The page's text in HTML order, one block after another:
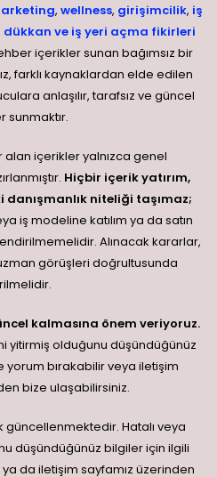
, wellness, girişimcilik, iş
dükkan ve iş yeri açma fikirleri
içerikler sunan bağımsız bir
farklı kaynaklardan elde edilen
anlaşılır, tarafsız ve güncel
sunmaktır.
alan içerikler yalnızca genel
Hiçbir içerik yatırım,
danışmanlık niteliği taşımaz;
iş modeline katılım ya da satın
Alınacak kararlar,
görüşleri doğrultusunda
kalmasına önem veriyoruz.
yitirmiş olduğunu düşündüğünüz
bırakabilir veya iletişim
bize ulaşabilirsiniz.
Hatalı veya
düşündüğünüz bilgiler için ilgili
da iletişim sayfamız üzerinden